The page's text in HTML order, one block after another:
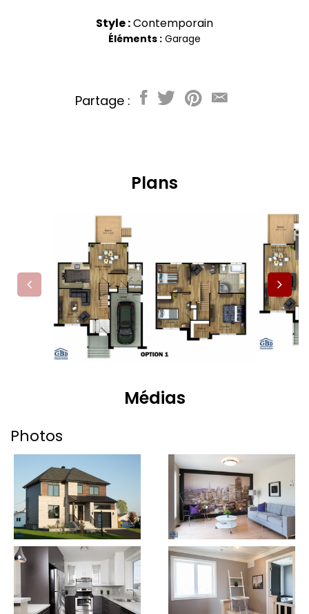
Style :Contemporain
Éléments : Garage
Partage :
Plans
Médias
Photos